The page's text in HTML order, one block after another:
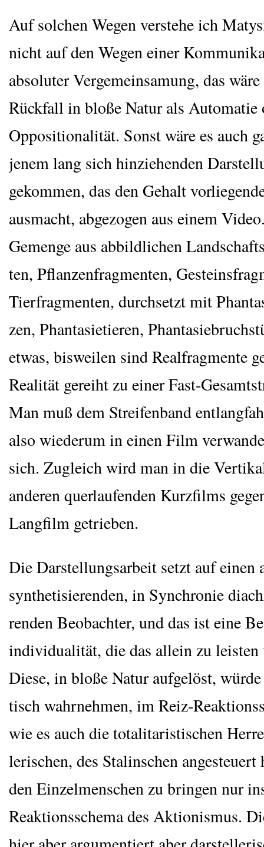
Auf sol­chen Wegen ver­ste­he ich
nicht auf den Wegen einer
abso­lu­ter Ver­ge­mein­sa­mung, das
Rück­fall in blo­ße Natur als Auto­ma­tie
Oppo­si­tio­na­li­tät. Sonst wäre es auch
jenem lang sich hin­zie­hen­den
gekom­men, das den Gehalt
aus­macht, abge­zo­gen aus einem
Gemen­ge aus abbild­li­chen
ten, Pflan­zen­frag­men­ten,
Tier­frag­men­ten, durch­setzt mit
zen, Phan­ta­sie­tie­ren,
etwas, bis­wei­len sind Real­frag­men­te
Rea­li­tät gereiht zu einer Fast-
Man muß dem Strei­fen­band
also wie­der­um in einen Film
sich. Zugleich wird man in die
ande­ren quer­lau­fen­den Kurz­films
Lang­film getrieben.
Die Dar­stel­lungs­ar­beit setzt auf einen
syn­the­ti­sie­ren­den, in Syn­chro­nie
ren­den Beob­ach­ter, und das ist eine
in­di­vi­dua­li­tät, die das allein zu leis­ten
Die­se, in blo­ße Natur auf­ge­löst,
tisch wahr­neh­men, im Reiz-
wie es auch die tota­li­ta­ris­ti­schen
le­ri­schen, des Sta­lin­schen ange­steu­ert
den Ein­zel­men­schen zu brin­gen nur
Reak­ti­ons­sche­ma des Aktio­nis­mus.